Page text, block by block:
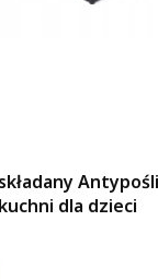
dla dzieci